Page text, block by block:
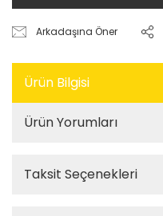
Arkadaşına Öner
Ürün Bilgisi
Ürün Yorumları
Taksit Seçenekleri